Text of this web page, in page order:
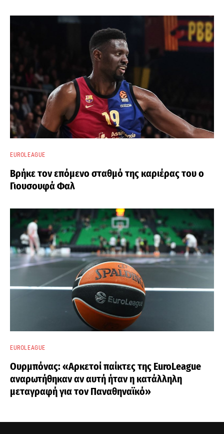
EUROLEAGUE
Βρήκε τον επόμενο σταθμό της καριέρας του ο
Γιουσουφά Φαλ
EUROLEAGUE
Ουρμπόνας: «Αρκετοί παίκτες της EuroLeague
αναρωτήθηκαν αν αυτή ήταν η κατάλληλη
μεταγραφή για τον Παναθηναϊκό»